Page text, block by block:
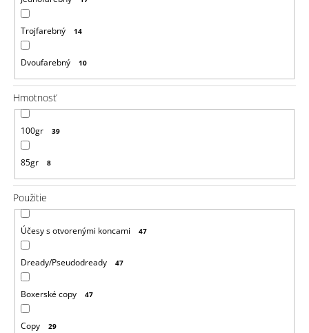
Trojfarebný 14
Dvoufarebný 10
Hmotnosť
100gr 39
85gr 8
Použitie
Účesy s otvorenými koncami 47
Dready/Pseudodready 47
Boxerské copy 47
Copy 29